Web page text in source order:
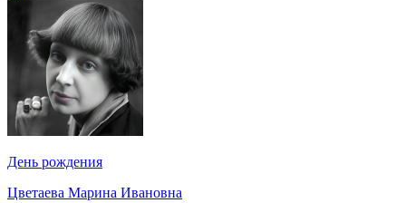
День рождения
Цветаева Марина Ивановна